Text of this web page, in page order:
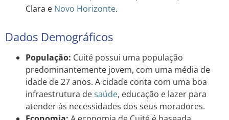
Clara e Novo Horizonte.
Dados Demográficos
População: Cuité possui uma população
predominantemente jovem, com uma média de
idade de 27 anos. A cidade conta com uma boa
infraestrutura desaúde, educação e lazer para
atender às necessidades dos seus moradores.